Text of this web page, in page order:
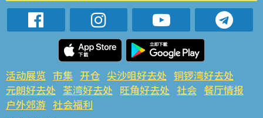
活动展览 市集 开仓 尖沙咀好去处 铜锣湾好去处
元朗好去处 荃湾好去处 旺角好去处 社会 餐厅情报
户外郊游 社会福利